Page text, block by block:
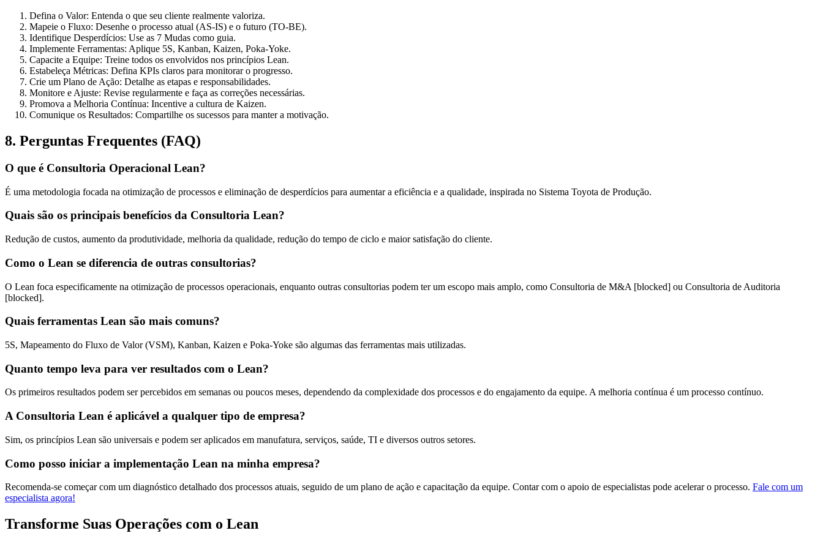
Defina o Valor: Entenda o que seu cliente realmente valoriza.
Mapeie o Fluxo: Desenhe o processo atual (AS-IS) e o futuro (TO-BE).
Identifique Desperdícios: Use as 7 Mudas como guia.
Implemente Ferramentas: Aplique 5S, Kanban, Kaizen, Poka-Yoke.
Capacite a Equipe: Treine todos os envolvidos nos princípios Lean.
Estabeleça Métricas: Defina KPIs claros para monitorar o progresso.
Crie um Plano de Ação: Detalhe as etapas e responsabilidades.
Monitore e Ajuste: Revise regularmente e faça as correções necessárias.
Promova a Melhoria Contínua: Incentive a cultura de Kaizen.
Comunique os Resultados: Compartilhe os sucessos para manter a motivação.
8. Perguntas Frequentes (FAQ)
O que é Consultoria Operacional Lean?
É uma metodologia focada na otimização de processos e eliminação de desperdícios para aumentar a eficiência e a qualidade, inspirada no Sistema Toyota de Produção.
Quais são os principais benefícios da Consultoria Lean?
Redução de custos, aumento da produtividade, melhoria da qualidade, redução do tempo de ciclo e maior satisfação do cliente.
Como o Lean se diferencia de outras consultorias?
O Lean foca especificamente na otimização de processos operacionais, enquanto outras consultorias podem ter um escopo mais amplo, como Consultoria de M&A [blocked] ou Consultoria de Auditoria
[blocked].
Quais ferramentas Lean são mais comuns?
5S, Mapeamento do Fluxo de Valor (VSM), Kanban, Kaizen e Poka-Yoke são algumas das ferramentas mais utilizadas.
Quanto tempo leva para ver resultados com o Lean?
Os primeiros resultados podem ser percebidos em semanas ou poucos meses, dependendo da complexidade dos processos e do engajamento da equipe. A melhoria contínua é um processo contínuo.
A Consultoria Lean é aplicável a qualquer tipo de empresa?
Sim, os princípios Lean são universais e podem ser aplicados em manufatura, serviços, saúde, TI e diversos outros setores.
Como posso iniciar a implementação Lean na minha empresa?
Recomenda-se começar com um diagnóstico detalhado dos processos atuais, seguido de um plano de ação e capacitação da equipe. Contar com o apoio de especialistas pode acelerar o processo. Fale com um
especialista agora!
Transforme Suas Operações com o Lean